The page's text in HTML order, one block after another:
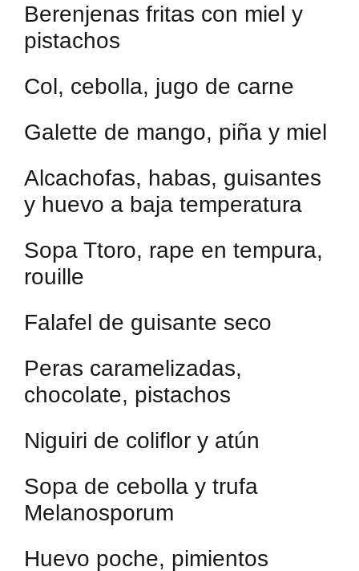
Berenjenas fritas con miel y
pistachos
Col, cebolla, jugo de carne
Galette de mango, piña y miel
Alcachofas, habas, guisantes
y huevo a baja temperatura
Sopa Ttoro, rape en tempura,
rouille
Falafel de guisante seco
Peras caramelizadas,
chocolate, pistachos
Niguiri de coliflor y atún
Sopa de cebolla y trufa
Melanosporum
Huevo poche, pimientos